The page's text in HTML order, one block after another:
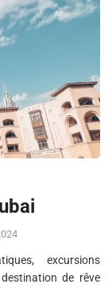
excursions
de rêve